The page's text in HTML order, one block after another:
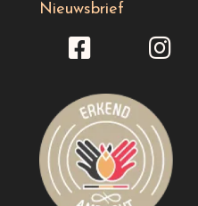
Nieuwsbrief